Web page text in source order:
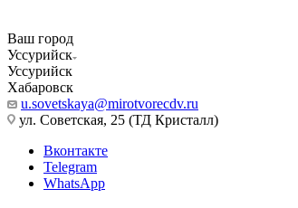
Ваш город
Уссурийск
Уссурийск
Хабаровск
u.sovetskaya@mirotvorecdv.ru
ул. Советская, 25 (ТД Кристалл)
Вконтакте
Telegram
WhatsApp